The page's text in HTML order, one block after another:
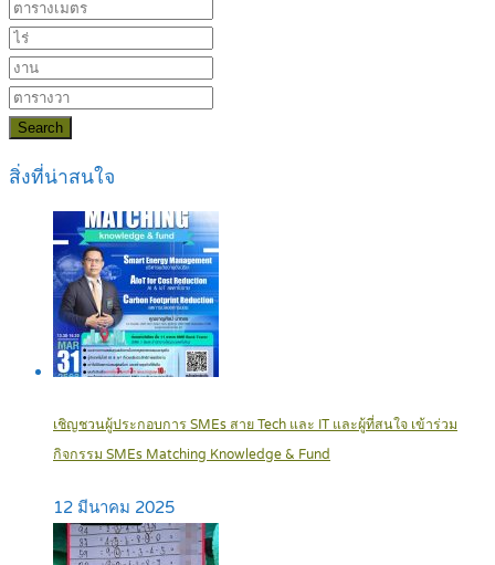
Search
สิ่งที่น่าสนใจ
เชิญชวนผู้ประกอบการ SMEs สาย Tech และ IT และผู้ที่สนใจ เข้าร่วม
กิจกรรม SMEs Matching Knowledge & Fund
12 มีนาคม 2025